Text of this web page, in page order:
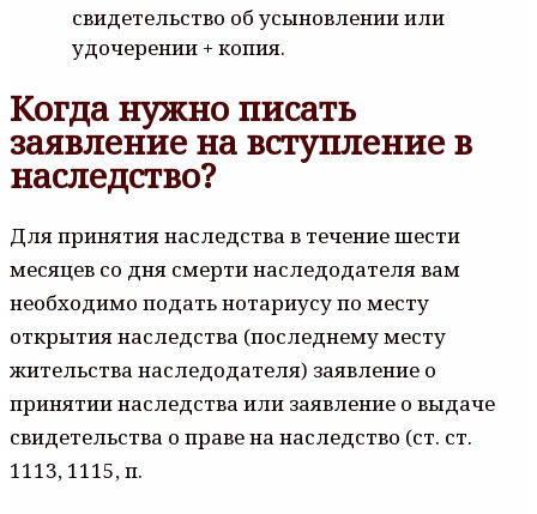
свидетельство об усыновлении или
удочерении + копия.
Когда нужно писать
заявление на вступление в
наследство?
Для принятия наследства в течение шести
месяцев со дня смерти наследодателя вам
необходимо подать нотариусу по месту
открытия наследства (последнему месту
жительства наследодателя) заявление о
принятии наследства или заявление о выдаче
свидетельства о праве на наследство (ст. ст.
1113, 1115, п.